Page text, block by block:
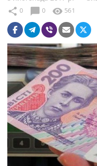
share 0 chat_bubble 0 visibility 561